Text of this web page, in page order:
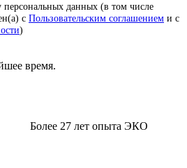
персональных данных (в том числе
с Пользовательским соглашением и с
)
время.
Более 27 лет опыта ЭКО